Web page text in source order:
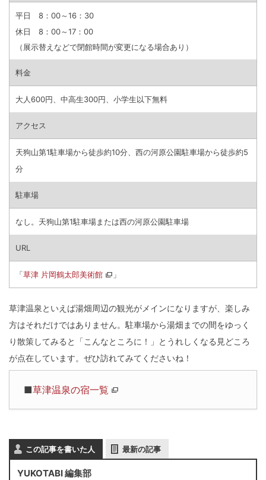
平日 8：00～16：30
休日 8：00～17：00
（展示替えなどで閉館時間が変更になる場合あり）
料金
大人600円、中高生300円、小学生以下無料
アクセス
天狗山第1駐車場から徒歩約10分、西の河原公園駐車場から徒歩約5
分
駐車場
なし。天狗山第1駐車場または西の河原公園駐車場
URL
「草津 片岡鶴太郎美術館 」
草津温泉といえば湯畑周辺の観光がメインになりますが、楽しみ
方はそれだけではありません。駐車場から湯畑までの間をゆっく
り散策してみると「こんなところに！」とうれしくなる見どころ
が点在しています。ぜひ訪れてみてくださいね！
■草津温泉の宿一覧
この記事を書いた人 最新の記事
YUKOTABI 編集部